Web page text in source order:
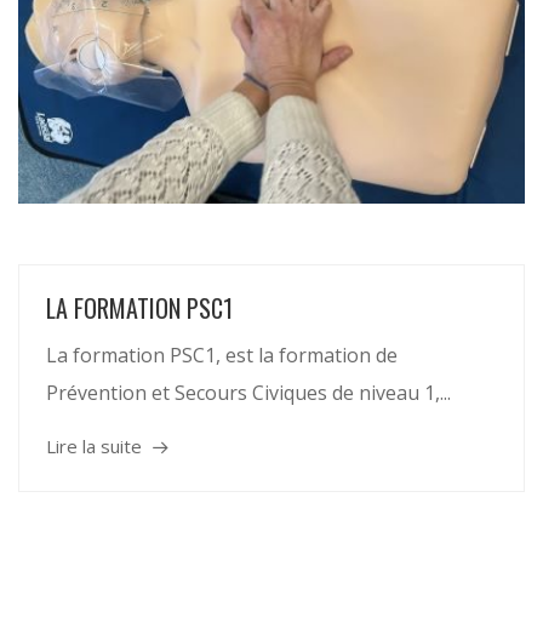
LA FORMATION PSC1
La formation PSC1, est la formation de
Prévention et Secours Civiques de niveau 1,...
Lire la suite